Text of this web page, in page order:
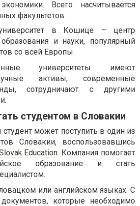
Всего насчитывается
факультетов.
в Кошице – центр
и науки, популярный
со всей Европы.
университеты имеют
активы, современные
сотрудничают с другими
студентом в Словакии
может поступить в один из
Словакии, воспользовавшись
Education. Компания помогает
образование и стать
или английском языках. С
которые необходимо